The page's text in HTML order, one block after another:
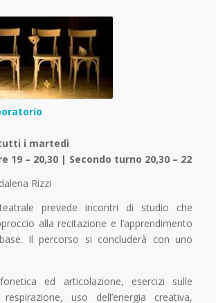
i martedì
19 – 20,30 | Secondo turno 20,30 – 22
Rizzi
prevede incontri di studio che
alla recitazione e l’apprendimento
Il percorso si concluderà con uno
ed articolazione, esercizi sulle
uso dell’energia creativa,